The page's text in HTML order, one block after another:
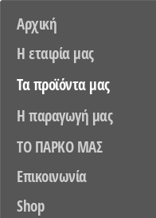
Αρχική
Η εταιρία μας
Τα προϊόντα μας
Η παραγωγή μας
TO ΠΑΡΚΟ ΜΑΣ
Επικοινωνία
Shop